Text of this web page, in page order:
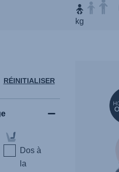
kg
RÉINITIALISER
Dos à
la